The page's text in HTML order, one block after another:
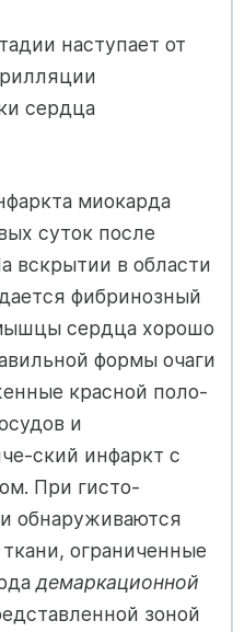
наступает от
сердца
миокарда
суток после
вскрытии в об­ласти
фибринозный
сердца хорошо
формы очаги
красной поло­
и
ский инфаркт с
При гисто­
обнаруживаются
ограниченные
демаркаци­онной
зоной